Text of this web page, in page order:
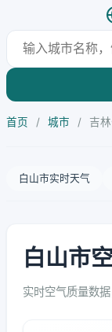
首页 / 城市 / 吉
白山市实时天气
白山市
实时空气质量数